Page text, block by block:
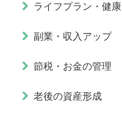
ライフプラン・健康
副業・収入アップ
節税・お金の管理
老後の資産形成